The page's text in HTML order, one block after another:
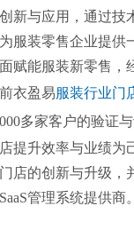
新与应用，通过技
服装零售企业提供
赋能服装新零售，
衣盈易服装行业门
多家客户的验证
提升效率与业绩为
店的创新与升级，
管理系统提供商。